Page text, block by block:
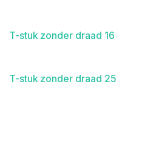
T-stuk zonder draad 16
T-stuk zonder draad 25